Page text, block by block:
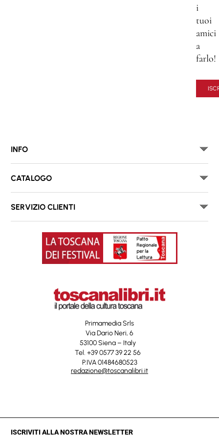
i
tuoi
amici
a
farlo!
INFO
CATALOGO
SERVIZIO CLIENTI
Primamedia Srls
Via Dario Neri, 6
53100 Siena – Italy
Tel. +39 0577 39 22 56
P.IVA 01484680523
redazione@toscanalibri.it
ISCRIVITI ALLA NOSTRA NEWSLETTER